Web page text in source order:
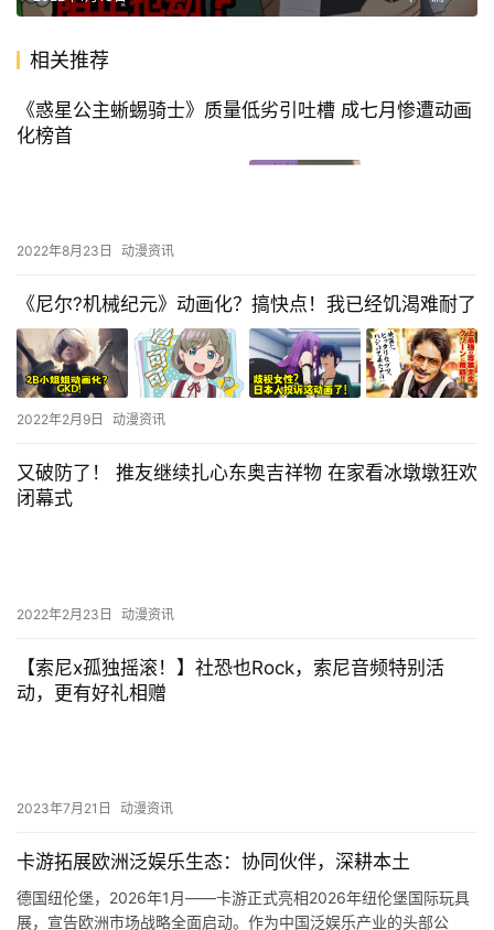
相关推荐
《惑星公主蜥蜴骑士》质量低劣引吐槽 成七月惨遭动画
化榜首
2022年8月23日 动漫资讯
《尼尔?机械纪元》动画化？搞快点！我已经饥渴难耐了
2022年2月9日 动漫资讯
又破防了！ 推友继续扎心东奥吉祥物 在家看冰墩墩狂欢
闭幕式
2022年2月23日 动漫资讯
【索尼x孤独摇滚！】社恐也Rock，索尼音频特别活
动，更有好礼相赠
2023年7月21日 动漫资讯
卡游拓展欧洲泛娱乐生态：协同伙伴，深耕本土
​德国纽伦堡，2026年1月——卡游正式亮相2026年纽伦堡国际玩具
展，宣告欧洲市场战略全面启动。作为中国泛娱乐产业的头部公